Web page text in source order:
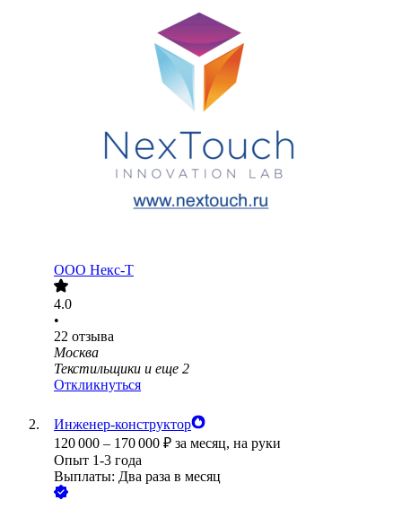
ООО Некс-Т
4.0
•
22 отзыва
Москва
Текстильщики и еще 2
Откликнуться
Инженер-конструктор
120 000 – 170 000 ₽ за месяц, на руки
Опыт 1-3 года
Выплаты: Два раза в месяц